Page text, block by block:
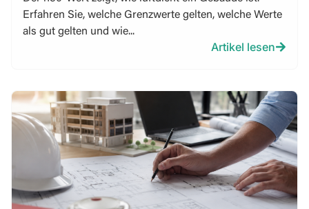
Erfahren Sie, welche Grenzwerte gelten, welche Werte
als gut gelten und wie...
Artikel lesen